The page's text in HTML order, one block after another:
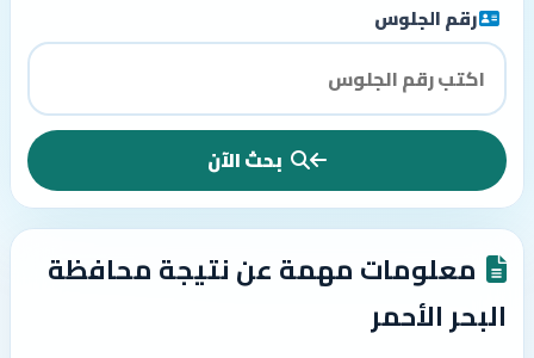
رقم الجلوس
بحث الآن
معلومات مهمة عن نتيجة محافظة
البحر الأحمر